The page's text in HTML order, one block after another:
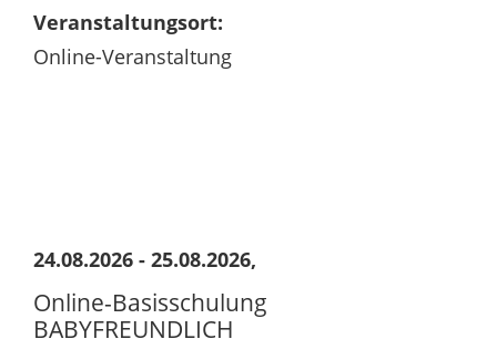
Veranstaltungsort:
Online-Veranstaltung
24.08.2026 - 25.08.2026,
Online-Basisschulung
BABYFREUNDLICH